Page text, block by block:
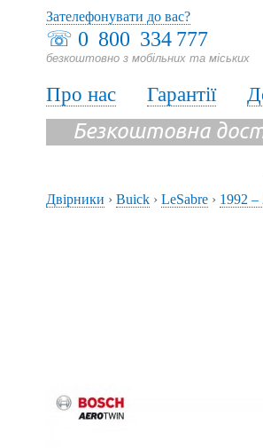
☏ 0 800 334 777
безкоштовно з мобільних та міських
Зателефонувати до вас?
Про нас Гарантії
Безкоштовна
Двірники › Buick › LeSabre › 1992 –